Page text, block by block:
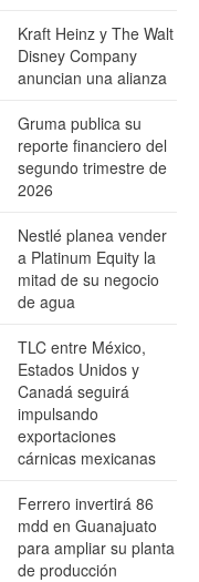
Kraft Heinz y The Walt
Disney Company
anuncian una alianza
Gruma publica su
reporte financiero del
segundo trimestre de
2026
Nestlé planea vender
a Platinum Equity la
mitad de su negocio
de agua
TLC entre México,
Estados Unidos y
Canadá seguirá
impulsando
exportaciones
cárnicas mexicanas
Ferrero invertirá 86
mdd en Guanajuato
para ampliar su planta
de producción